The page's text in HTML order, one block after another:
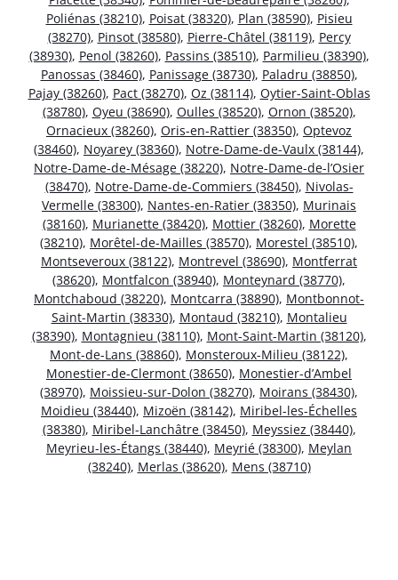
Poliénas (38210), Poisat (38320), Plan (38590), Pisieu
(38270), Pinsot (38580), Pierre-Châtel (38119), Percy
(38930), Penol (38260), Passins (38510), Parmilieu (38390),
Panossas (38460), Panissage (38730), Paladru (38850),
Pajay (38260), Pact (38270), Oz (38114), Oytier-Saint-Oblas
(38780), Oyeu (38690), Oulles (38520), Ornon (38520),
Ornacieux (38260), Oris-en-Rattier (38350), Optevoz
(38460), Noyarey (38360), Notre-Dame-de-Vaulx (38144),
Notre-Dame-de-Mésage (38220), Notre-Dame-de-l’Osier
(38470), Notre-Dame-de-Commiers (38450), Nivolas-
Vermelle (38300), Nantes-en-Ratier (38350), Murinais
(38160), Murianette (38420), Mottier (38260), Morette
(38210), Morêtel-de-Mailles (38570), Morestel (38510),
Montseveroux (38122), Montrevel (38690), Montferrat
(38620), Montfalcon (38940), Monteynard (38770),
Montchaboud (38220), Montcarra (38890), Montbonnot-
Saint-Martin (38330), Montaud (38210), Montalieu
(38390), Montagnieu (38110), Mont-Saint-Martin (38120),
Mont-de-Lans (38860), Monsteroux-Milieu (38122),
Monestier-de-Clermont (38650), Monestier-d’Ambel
(38970), Moissieu-sur-Dolon (38270), Moirans (38430),
Moidieu (38440), Mizoën (38142), Miribel-les-Échelles
(38380), Miribel-Lanchâtre (38450), Meyssiez (38440),
Meyrieu-les-Étangs (38440), Meyrié (38300), Meylan
(38240), Merlas (38620), Mens (38710)